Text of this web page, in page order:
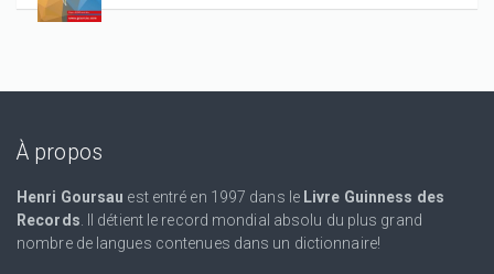
À propos
Henri Goursau est entré en 1997 dans le Livre Guinness des
Records . Il détient le record mondial absolu du plus grand
nombre de langues contenues dans un dictionnaire!